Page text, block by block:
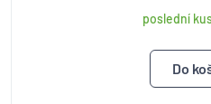
poslední